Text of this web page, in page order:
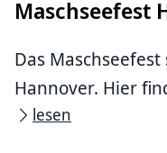
Maschseefest
Das
Hannover. Hier
lesen